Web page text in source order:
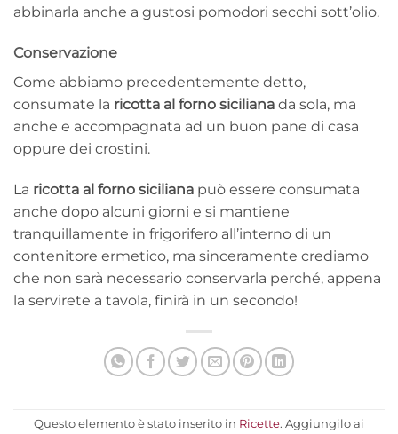
abbinarla anche a gustosi pomodori secchi sott’olio.
Conservazione
Come abbiamo precedentemente detto,
consumate la ricotta al forno siciliana da sola, ma
anche e accompagnata ad un buon pane di casa
oppure dei crostini.
La ricotta al forno siciliana può essere consumata
anche dopo alcuni giorni e si mantiene
tranquillamente in frigorifero all’interno di un
contenitore ermetico, ma sinceramente crediamo
che non sarà necessario conservarla perché, appena
la servirete a tavola, finirà in un secondo!
Questo elemento è stato inserito in Ricette. Aggiungilo ai